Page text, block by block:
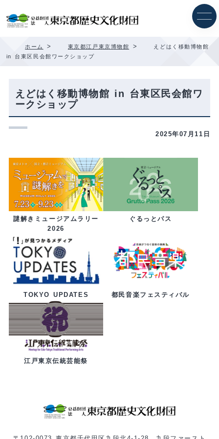
ッ
ホーム > 東京都江戸東京博物館 >
えどはく移動博物館
in 台東区民会館ワークショップ
えどはく移動博物館 in 台東区民会館ワ
ークショップ
2025年07月11日
謎解きミュージアムラリー
2026
ぐるっとパス
TOKYO UPDATES 都民音楽フェスティバル
江戸東京伝統芸能祭